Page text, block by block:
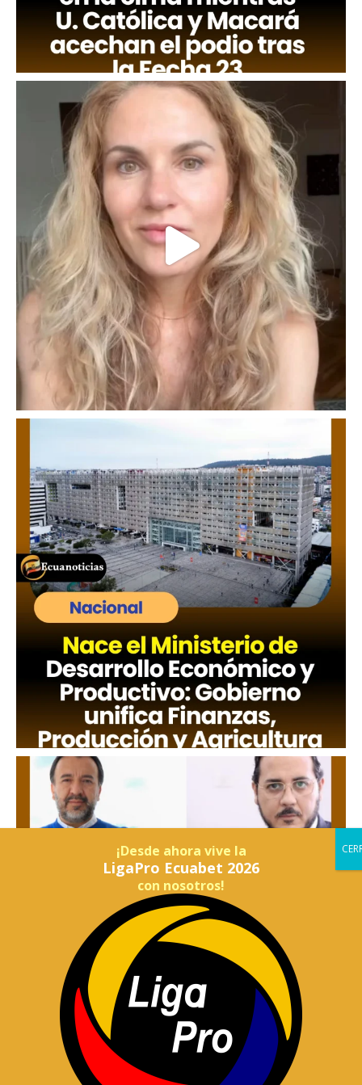
¡Desde ahora vive la
LigaPro Ecuabet 2026
con nosotros!